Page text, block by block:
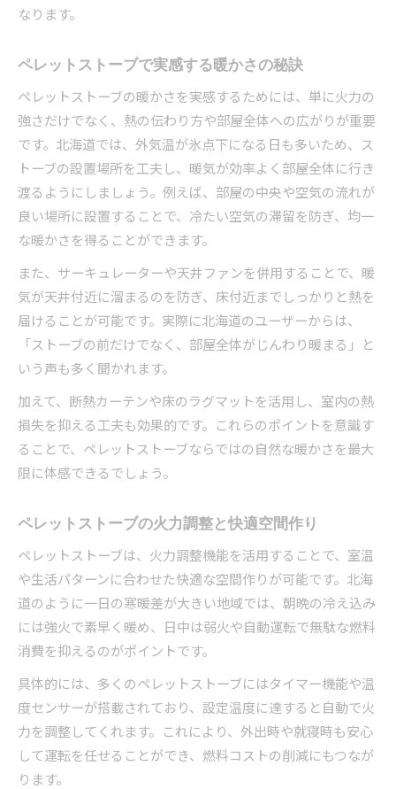
なります。
ペレットストーブで実感する暖かさの秘訣
ペレットストーブの暖かさを実感するためには、単に火力の
強さだけでなく、熱の伝わり方や部屋全体への広がりが重要
です。北海道では、外気温が氷点下になる日も多いため、ス
トーブの設置場所を工夫し、暖気が効率よく部屋全体に行き
渡るようにしましょう。例えば、部屋の中央や空気の流れが
良い場所に設置することで、冷たい空気の滞留を防ぎ、均一
な暖かさを得ることができます。
また、サーキュレーターや天井ファンを併用することで、暖
気が天井付近に溜まるのを防ぎ、床付近までしっかりと熱を
届けることが可能です。実際に北海道のユーザーからは、
「ストーブの前だけでなく、部屋全体がじんわり暖まる」と
いう声も多く聞かれます。
加えて、断熱カーテンや床のラグマットを活用し、室内の熱
損失を抑える工夫も効果的です。これらのポイントを意識す
ることで、ペレットストーブならではの自然な暖かさを最大
限に体感できるでしょう。
ペレットストーブの火力調整と快適空間作り
ペレットストーブは、火力調整機能を活用することで、室温
や生活パターンに合わせた快適な空間作りが可能です。北海
道のように一日の寒暖差が大きい地域では、朝晩の冷え込み
には強火で素早く暖め、日中は弱火や自動運転で無駄な燃料
消費を抑えるのがポイントです。
具体的には、多くのペレットストーブにはタイマー機能や温
度センサーが搭載されており、設定温度に達すると自動で火
力を調整してくれます。これにより、外出時や就寝時も安心
して運転を任せることができ、燃料コストの削減にもつなが
ります。